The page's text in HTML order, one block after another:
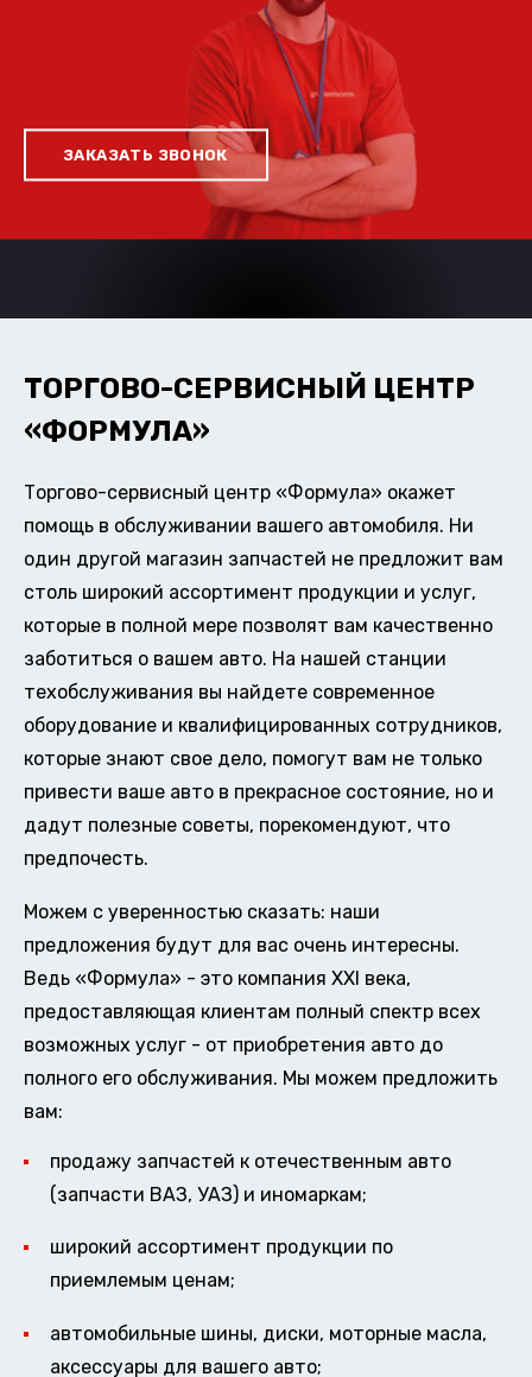
ЗАКАЗАТЬ ЗВОНОК
ТОРГОВО-СЕРВИСНЫЙ ЦЕНТР
«ФОРМУЛА»
Торгово-сервисный центр «Формула» окажет
помощь в обслуживании вашего автомобиля. Ни
один другой магазин запчастей не предложит вам
столь широкий ассортимент продукции и услуг,
которые в полной мере позволят вам качественно
заботиться о вашем авто. На нашей станции
техобслуживания вы найдете современное
оборудование и квалифицированных сотрудников,
которые знают свое дело, помогут вам не только
привести ваше авто в прекрасное состояние, но и
дадут полезные советы, порекомендуют, что
предпочесть.
Можем с уверенностью сказать: наши
предложения будут для вас очень интересны.
Ведь «Формула» - это компания XXI века,
предоставляющая клиентам полный спектр всех
возможных услуг - от приобретения авто до
полного его обслуживания. Мы можем предложить
вам:
продажу запчастей к отечественным авто
(запчасти ВАЗ, УАЗ) и иномаркам;
широкий ассортимент продукции по
приемлемым ценам;
автомобильные шины, диски, моторные масла,
аксессуары для вашего авто;